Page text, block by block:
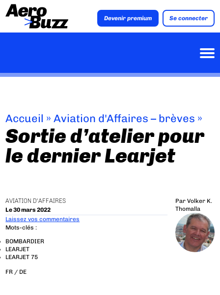
Devenir premium Se connecter
Accueil »Aviation d'Affaires – brèves »
Sortie d’atelier pour
le dernier Learjet
AVIATION D'AFFAIRES
Le 30 mars 2022
Par Volker K.
Thomalla
Laissez vos commentaires
Mots-clés :
BOMBARDIER
LEARJET
LEARJET 75
FR / DE